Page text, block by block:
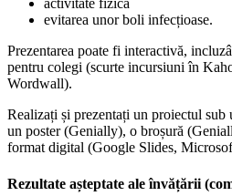
activitate fizică
evitarea unor boli infecțioase.
Prezentarea poate fi interactivă,
pentru colegi (scurte incursiuni în
Wordwall).
Realizați și prezentați un proiectul sub
un poster (Genially), o broșură
format digital (Google Slides,
Rezultate așteptate ale învățării